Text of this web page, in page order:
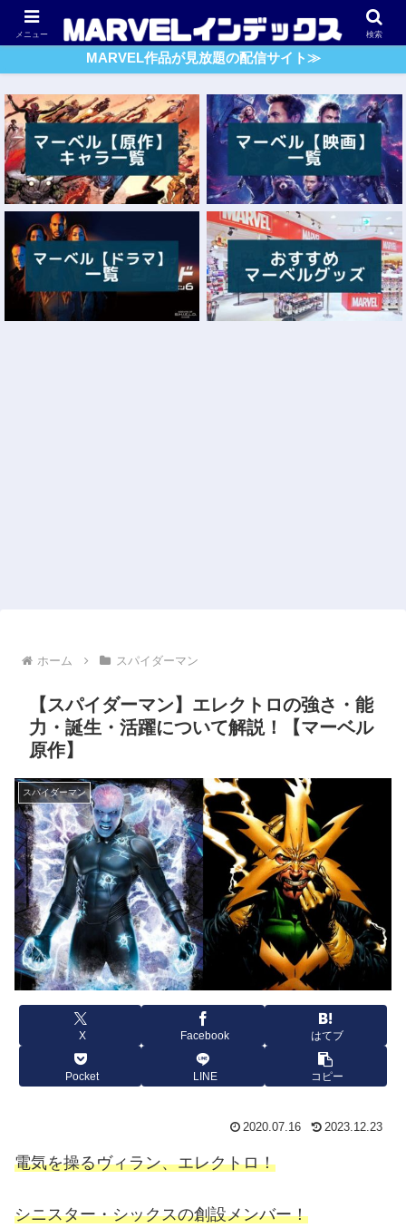
アベンジャーズ スパイダーマン ガーディアンズ・O・G
MARVEL作品が見放題の配信サイト≫
ホーム スパイダーマン
【スパイダーマン】エレクトロの強さ・能
力・誕生・活躍について解説！【マーベル
原作】
スパイダーマン
X Facebook はてブ
Pocket LINE コピー
2020.07.16 2023.12.23
電気を操るヴィラン、エレクトロ！
シニスター・シックスの創設メンバー！
メニュー 検索